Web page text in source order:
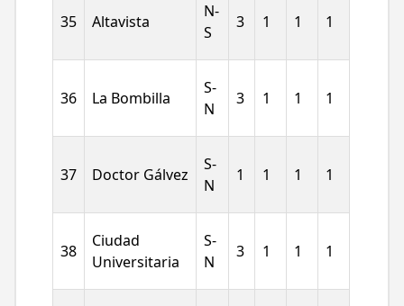
35 Altavista
N-
S
3 1 1 1
36 La Bombilla
S-
N
3 1 1 1
37 Doctor Gálvez
S-
N
1 1 1 1
38
Ciudad
Universitaria
S-
N
3 1 1 1